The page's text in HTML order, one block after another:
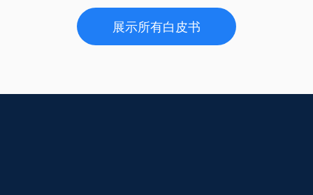
展示所有白皮书